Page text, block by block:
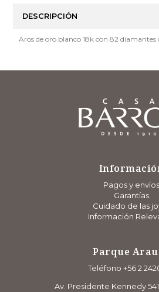
DESCRIPCIÓN
Aros de oro blanco 18k con 82 diamantes
Pagos y envíos
Garantías
Cuidado de las
Información
Parque
Teléfono +56 2
Av. Presidente Kennedy